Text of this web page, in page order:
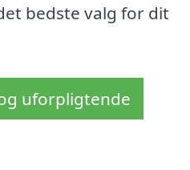
bedste valg for dit
uforpligtende